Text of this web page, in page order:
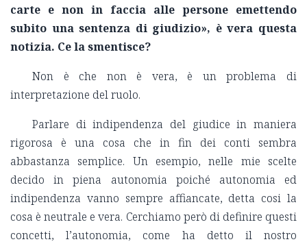
carte e non in faccia alle persone emettendo
subito una sentenza di giudizio», è vera questa
notizia. Ce la smentisce?
Non è che non è vera, è un problema di
interpretazione del ruolo.
Parlare di indipendenza del giudice in maniera
rigorosa è una cosa che in fin dei conti sembra
abbastanza semplice. Un esempio, nelle mie scelte
decido in piena autonomia poiché autonomia ed
indipendenza vanno sempre affiancate, detta cosi la
cosa è neutrale e vera. Cerchiamo però di definire questi
concetti, l’autonomia, come ha detto il nostro